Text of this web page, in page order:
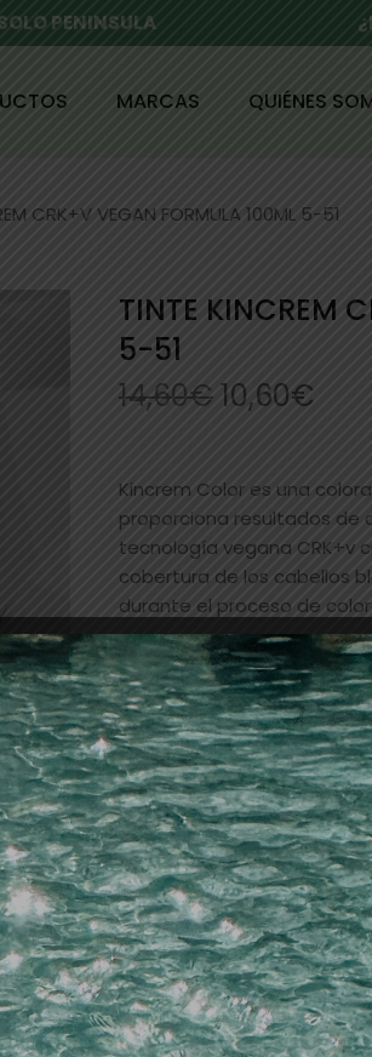
PENINSULA
MARCAS QUIÉNES
CRK+V VEGAN FORMULA 100ML 5-51
TINTE KINCREM
5-51
14,60€10,60€
Kincrem Color es una
proporciona resultados de
tecnología vegana CRK+v
cobertura de los cabellos
durante el proceso de
Añadir a la lista de
SKU:24546
Categorías:PELUQUERIA,